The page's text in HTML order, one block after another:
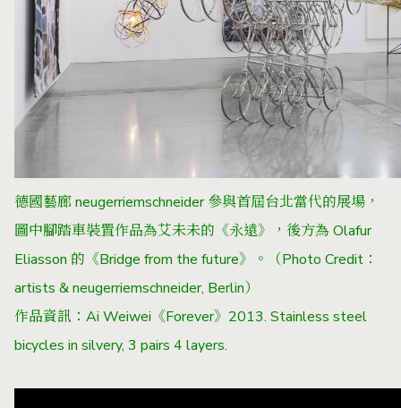
德國藝廊 neugerriemschneider 參與首屆台北當代的展場，
圖中腳踏車裝置作品為艾未未的《永遠》，後方為 Olafur
Eliasson 的《Bridge from the future》。（Photo Credit：
artists & neugerriemschneider, Berlin）
作品資訊：Ai Weiwei《Forever》2013. Stainless steel
bicycles in silvery, 3 pairs 4 layers.